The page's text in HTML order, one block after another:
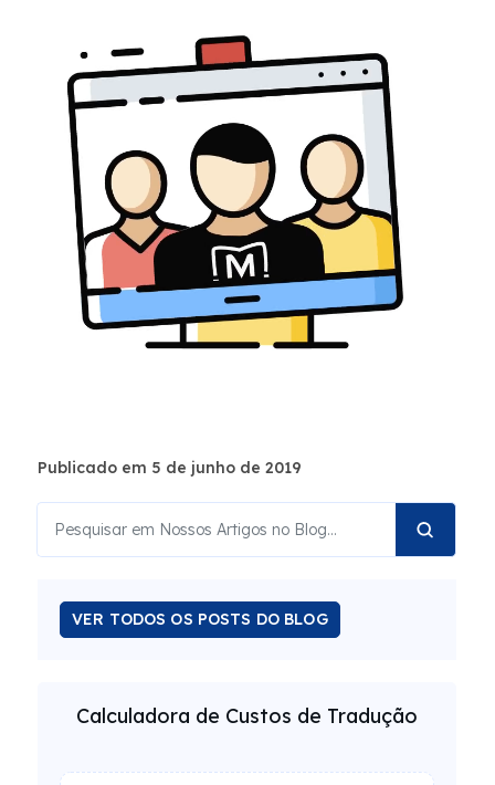
Publicado em 5 de junho de 2019
VER TODOS OS POSTS DO BLOG
Calculadora de Custos de Tradução